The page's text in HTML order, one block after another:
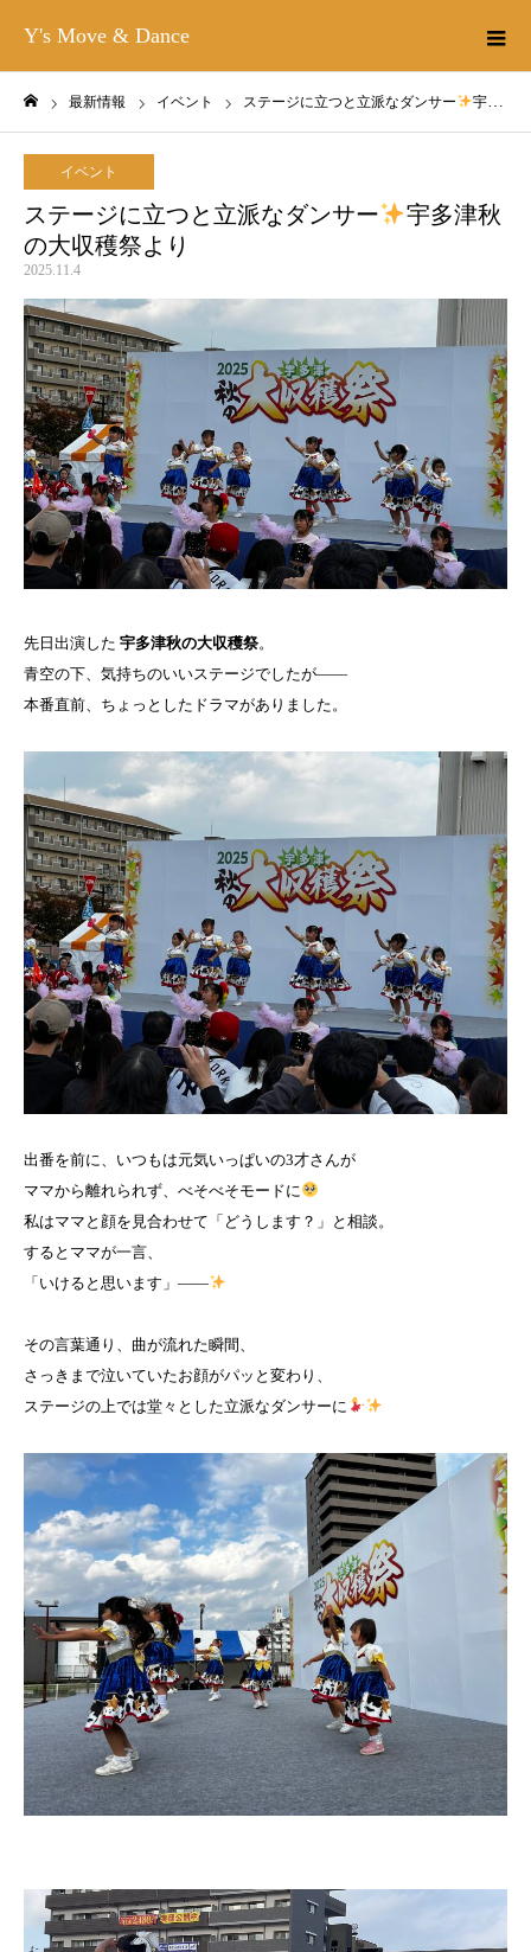
Y's Move & Dance
最新情報 イベント ステージに立つと立派なダンサー 宇多津秋の大収穫祭より
イベント
ステージに立つと立派なダンサー
宇多津秋
の大収穫祭より
2025.11.4
先日出演した 宇多津秋の大収穫祭。
青空の下、気持ちのいいステージでしたが——
本番直前、ちょっとしたドラマがありました。
出番を前に、いつもは元気いっぱいの3才さんが
ママから離れられず、べそべそモードに
私はママと顔を見合わせて「どうします？」と相談。
するとママが一言、
「いけると思います」——
その言葉通り、曲が流れた瞬間、
さっきまで泣いていたお顔がパッと変わり、
ステージの上では堂々とした立派なダンサーに